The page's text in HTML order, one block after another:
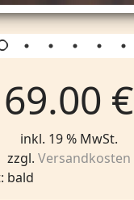
69.00 €
inkl. 19 % MwSt.
zzgl. Versandkosten
bald